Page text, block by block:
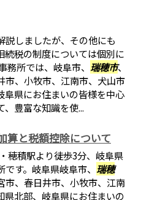
説しましたが、その他にも
税の制度については個別に
務所では、岐阜市、 瑞穂市、
市、小牧市、江南市、犬山市
阜県にお住まいの皆様を中心
豊富な知識を使...
算と税額控除について
穂積駅より徒歩3分、岐阜県
です。岐阜県岐阜市、 瑞穂
市、春日井市、小牧市、江南
北部、岐阜県にお住まいの